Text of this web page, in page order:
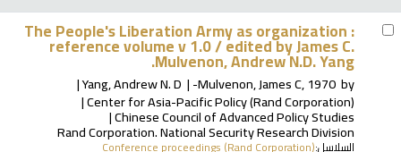
The People's Liberation Army as organization :
reference volume v 1.0 /edited by James C.
Mulvenon, Andrew N.D. Yang.
by
Mulvenon, James C, 1970-
Yang, Andrew N. D
Center for Asia-Pacific Policy (Rand Corporation)
Chinese Council of Advanced Policy Studies
Rand Corporation. National Security Research Division
السلاسل:Conference proceedings (Rand Corporation)